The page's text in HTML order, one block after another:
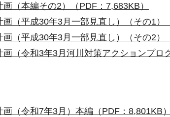
（本編その2）（PDF：7,683KB）
（平成30年3月一部見直し）（その1）
（平成30年3月一部見直し）（その2）
（令和3年3月河川対策アクションプロ
（令和7年3月）本編（PDF：8,801KB）